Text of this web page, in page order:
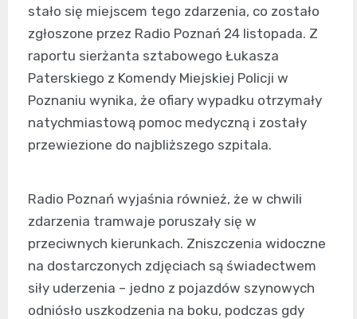
stało się miejscem tego zdarzenia, co zostało
zgłoszone przez Radio Poznań 24 listopada. Z
raportu sierżanta sztabowego Łukasza
Paterskiego z Komendy Miejskiej Policji w
Poznaniu wynika, że ofiary wypadku otrzymały
natychmiastową pomoc medyczną i zostały
przewiezione do najbliższego szpitala.
Radio Poznań wyjaśnia również, że w chwili
zdarzenia tramwaje poruszały się w
przeciwnych kierunkach. Zniszczenia widoczne
na dostarczonych zdjęciach są świadectwem
siły uderzenia – jedno z pojazdów szynowych
odniósło uszkodzenia na boku, podczas gdy